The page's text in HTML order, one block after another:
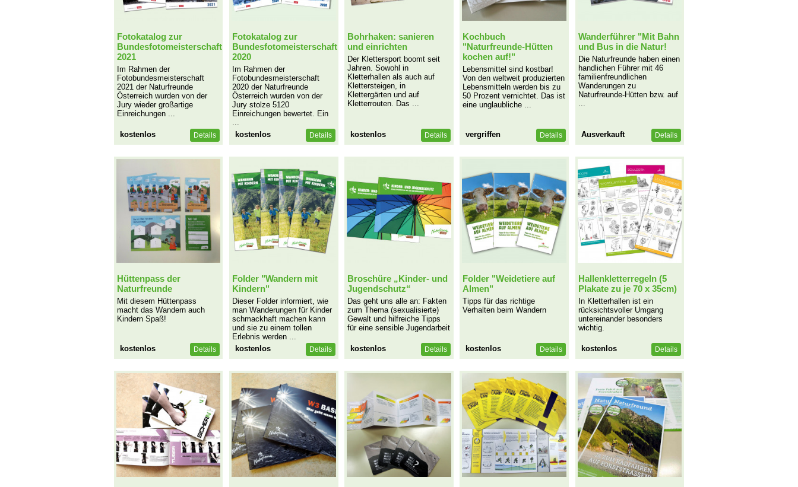
Fotokatalog zur
Bundesfotomeisterschaft
2021
Im Rahmen der
Fotobundesmeisterschaft
2021 der Naturfreunde
Österreich wurden von der
Jury wieder großartige
Einreichungen ...
kostenlos Details
Fotokatalog zur
Bundesfotomeisterschaft
2020
Im Rahmen der
Fotobundesmeisterschaft
2020 der Naturfreunde
Österreich wurden von der
Jury stolze 5120
Einreichungen bewertet. Ein
...
kostenlos
Details
Bohrhaken: sanieren
und einrichten
Der Klettersport boomt seit
Jahren. Sowohl in
Kletterhallen als auch auf
Klettersteigen, in
Klettergärten und auf
Kletterrouten. Das ...
kostenlos Details
Kochbuch
"Naturfreunde-Hütten
kochen auf!"
Lebensmittel sind kostbar!
Von den weltweit produzierten
Lebensmitteln werden bis zu
50 Prozent vernichtet. Das ist
eine unglaubliche ...
vergriffen Details
Wanderführer "Mit Bahn
und Bus in die Natur!
Die Naturfreunde haben einen
handlichen Führer mit 46
familienfreundlichen
Wanderungen zu
Naturfreunde-Hütten bzw. auf
...
Ausverkauft Details
Hüttenpass der
Naturfreunde
Mit diesem Hüttenpass
macht das Wandern auch
Kindern Spaß!
kostenlos Details
Folder "Wandern mit
Kindern"
Dieser Folder informiert, wie
man Wanderungen für Kinder
schmackhaft machen kann
und sie zu einem tollen
Erlebnis werden ...
kostenlos
Details
Broschüre „Kinder- und
Jugendschutz“
Das geht uns alle an: Fakten
zum Thema (sexualisierte)
Gewalt und hilfreiche Tipps
für eine sensible Jugendarbeit
kostenlos Details
Folder "Weidetiere auf
Almen"
Tipps für das richtige
Verhalten beim Wandern
kostenlos Details
Hallenkletterregeln (5
Plakate zu je 70 x 35cm)
In Kletterhallen ist ein
rücksichtsvoller Umgang
untereinander besonders
wichtig.
kostenlos Details